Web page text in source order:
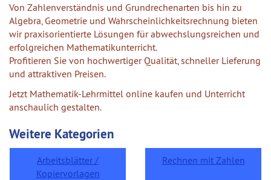
Von Zahlenverständnis und Grundrechenarten bis hin zu
Algebra, Geometrie und Wahrscheinlichkeitsrechnung bieten
wir praxisorientierte Lösungen für abwechslungsreichen und
erfolgreichen Mathematikunterricht.
Profitieren Sie von hochwertiger Qualität, schneller Lieferung
und attraktiven Preisen.
Jetzt Mathematik-Lehrmittel online kaufen und Unterricht
anschaulich gestalten.
Weitere Kategorien
Arbeitsblätter /
Kopiervorlagen
Rechnen mit Zahlen